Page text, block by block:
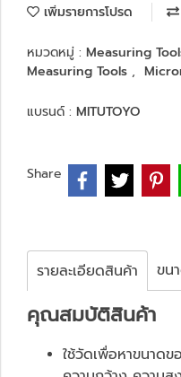
เพิ่มรายการโปรด
หมวดหมู่ : Measuring
Measuring Tools ,
แบรนด์ : MITUTOYO
Share
รายละเอียดสินค้า ขน
คุณสมบัติสินค้า
ใช้วัดเพื่อหาขนาดข